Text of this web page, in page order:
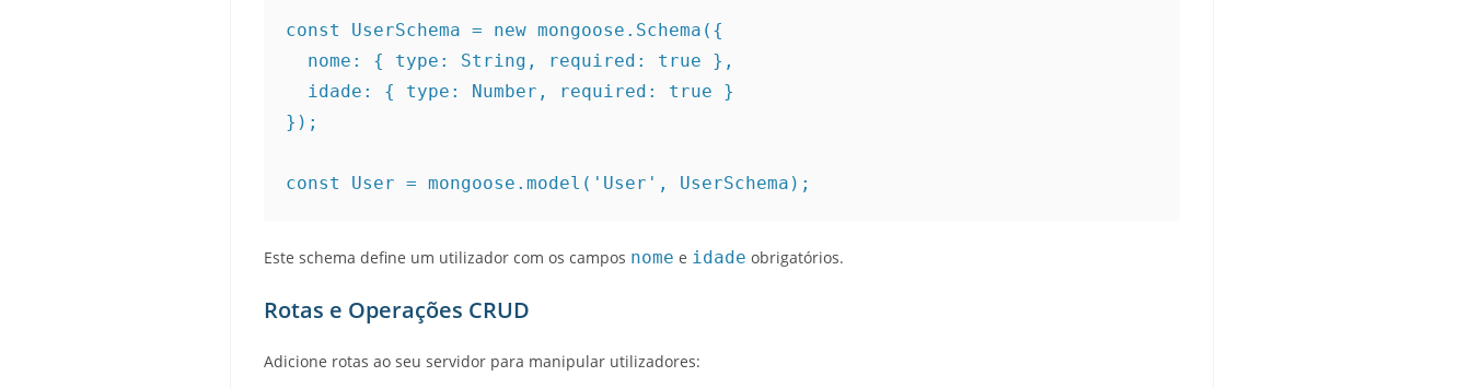
const UserSchema = new mongoose.Schema({
});
const User = mongoose.model('User', UserSchema);
Este schema define um utilizador com os campos nome e idade obrigatórios.
Rotas e Operações CRUD
Adicione rotas ao seu servidor para manipular utilizadores: